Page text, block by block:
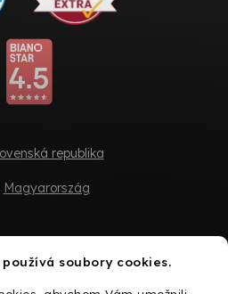
soubory cookies.
republika
Magyarország